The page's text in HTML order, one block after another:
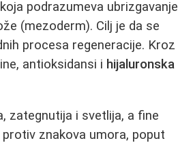
podrazumeva ubrizgavanje
(mezoderm). Cilj je da se
procesa regeneracije. Kroz
antioksidansi i hijaluronska
zategnutija i svetlija, a fine
znakova umora, poput